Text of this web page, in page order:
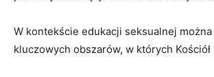
W kontekście edukacji seksualnej
kluczowych obszarów, w których Kościół